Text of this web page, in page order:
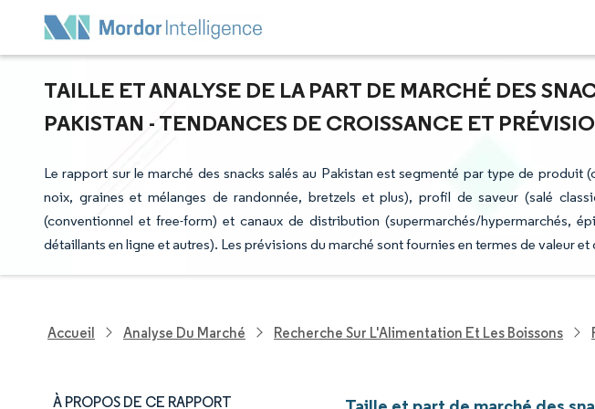
TAILLE ET ANALYSE DE LA PART DE MARCHÉ DES
PAKISTAN - TENDANCES DE CROISSANCE ET
Le rapport sur le marché des snacks salés au Pakistan est segmenté par type de produit
noix, graines et mélanges de randonnée, bretzels et plus), profil de saveur (salé
(conventionnel et free-form) et canaux de distribution (supermarchés/hypermarchés,
détaillants en ligne et autres). Les prévisions du marché sont fournies en termes de valeur
Accueil Analyse Du Marché Recherche Sur L'Alimentation Et Les Boissons
À PROPOS DE CE RAPPORT